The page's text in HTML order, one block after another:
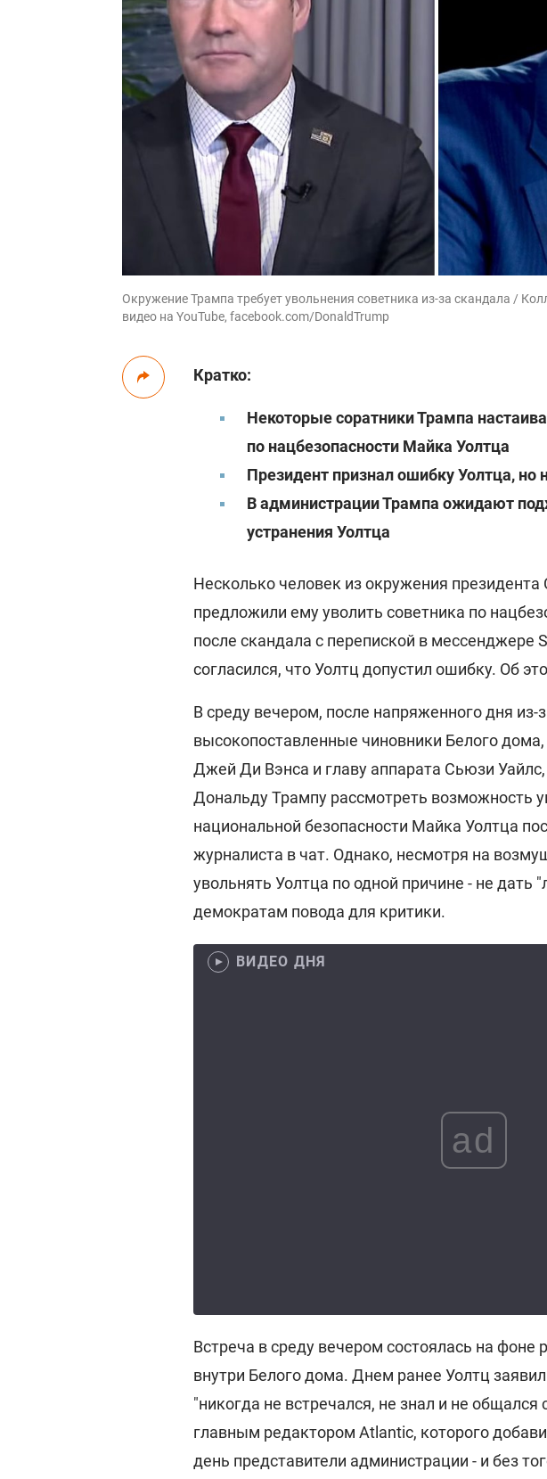
Окружение Трампа требует увольнения советника из-за скандала /
видео на YouTube, facebook.com/DonaldTrump
Кратко:
Некоторые соратники Трампа
по нацбезопасности Майка Уолтца
Президент признал ошибку Уолтца, но
В администрации Трампа ожидают
устранения Уолтца
Несколько человек из окружения
предложили ему уволить советника по
после скандала с перепиской в мессенджере
согласился, что Уолтц допустил ошибку. Об
В среду вечером, после напряженного дня из-
высокопоставленные чиновники Белого
Джей Ди Вэнса и главу аппарата Сьюзи
Дональду Трампу рассмотреть возможность
национальной безопасности Майка Уолтца
журналиста в чат. Однако, несмотря на
увольнять Уолтца по одной причине - не
демократам повода для критики.
ВИДЕО ДНЯ
ad
Встреча в среду вечером состоялась на фоне
внутри Белого дома. Днем ранее Уолтц
"никогда не встречался, не знал и не
главным редактором Atlantic, которого
день представители администрации - и без